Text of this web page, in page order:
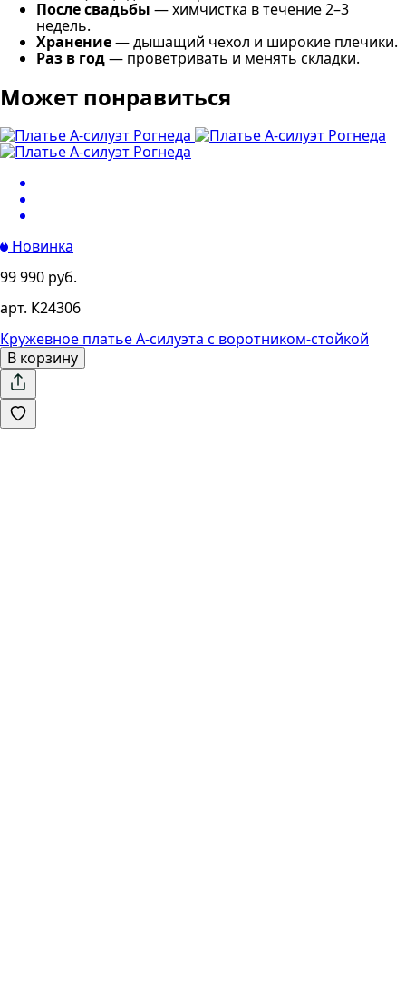
После свадьбы — химчистка в течение 2–3
недель.
Хранение— дышащий чехол и широкие плечики.
Раз в год— проветривать и менять складки.
Может понравиться
Новинка
99 990 руб.
арт. К24306
Кружевное платье А-силуэта с воротником-стойкой
В корзину